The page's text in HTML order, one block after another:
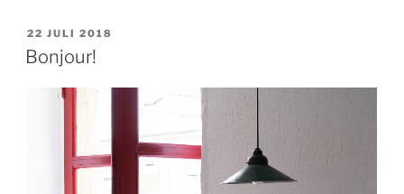
22 JULI 2018
Bonjour!